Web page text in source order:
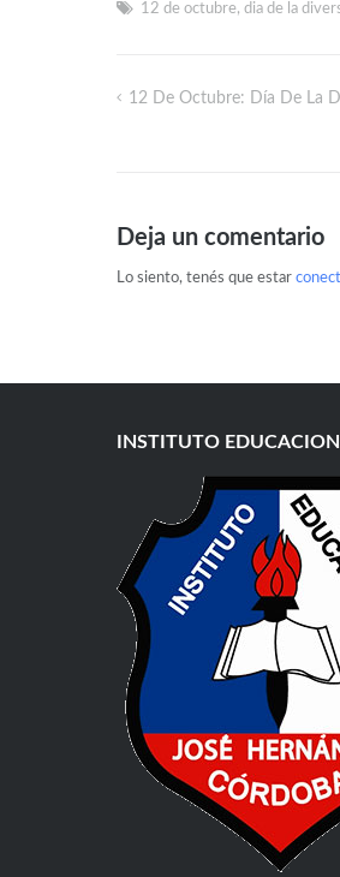
12 de octubre, dia de la
12 De Octubre: Día De La
Deja un comentario
Lo siento, tenés que estar
INSTITUTO